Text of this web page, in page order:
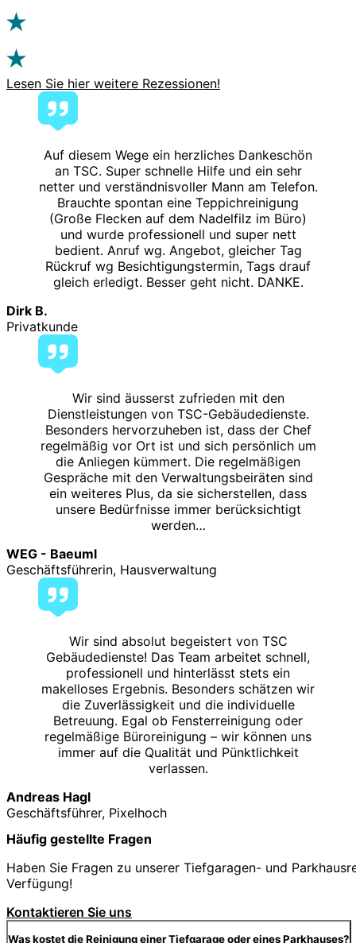
Lesen Sie hier weitere Rezessionen!
Auf diesem Wege ein herzliches Dankeschön
an TSC. Super schnelle Hilfe und ein sehr
netter und verständnisvoller Mann am Telefon.
Brauchte spontan eine Teppichreinigung
(Große Flecken auf dem Nadelfilz im Büro)
und wurde professionell und super nett
bedient. Anruf wg. Angebot, gleicher Tag
Rückruf wg Besichtigungstermin, Tags drauf
gleich erledigt. Besser geht nicht. DANKE.
Dirk B.
Privatkunde
Wir sind äusserst zufrieden mit den
Dienstleistungen von TSC-Gebäudedienste.
Besonders hervorzuheben ist, dass der Chef
regelmäßig vor Ort ist und sich persönlich um
die Anliegen kümmert. Die regelmäßigen
Gespräche mit den Verwaltungsbeiräten sind
ein weiteres Plus, da sie sicherstellen, dass
unsere Bedürfnisse immer berücksichtigt
werden…
WEG - Baeuml
Geschäftsführerin, Hausverwaltung
Wir sind absolut begeistert von TSC
Gebäudedienste! Das Team arbeitet schnell,
professionell und hinterlässt stets ein
makelloses Ergebnis. Besonders schätzen wir
die Zuverlässigkeit und die individuelle
Betreuung. Egal ob Fensterreinigung oder
regelmäßige Büroreinigung – wir können uns
immer auf die Qualität und Pünktlichkeit
verlassen.
Andreas Hagl
Geschäftsführer, Pixelhoch
Häufig gestellte Fragen
Haben Sie Fragen zu unserer Tiefgaragen- und
Verfügung!
Kontaktieren Sie uns
Was kostet die Reinigung einer Tiefgarage oder eines Parkhauses?